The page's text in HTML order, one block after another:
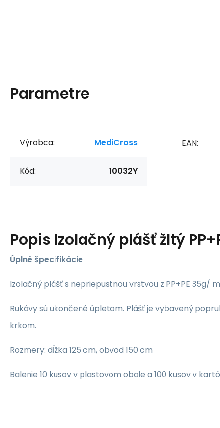
Parametre
Výrobca: MediCross
Kód: 10032Y
EAN:
Popis Izolačný plášť žltý
Úplné špecifikácie
Izolačný plášť s nepriepustnou vrstvou z PP+PE 35g/
Rukávy sú ukončené úpletom. Plášť je vybavený
krkom.
Rozmery: dĺžka 125 cm, obvod 150 cm
Balenie 10 kusov v plastovom obale a 100 kusov v